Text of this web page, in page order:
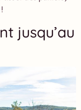
jusqu’au